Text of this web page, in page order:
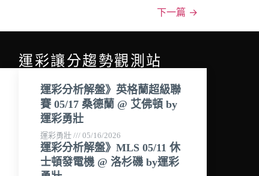
下一篇 →
運彩讓分趨勢觀測站
運彩分析解盤》英格蘭超級聯
賽 05/17 桑德蘭 @ 艾佛頓 by
運彩勇壯
運彩勇壯 05/16/2026
運彩分析解盤》MLS 05/11 休
士頓發電機 @ 洛杉磯 by運彩